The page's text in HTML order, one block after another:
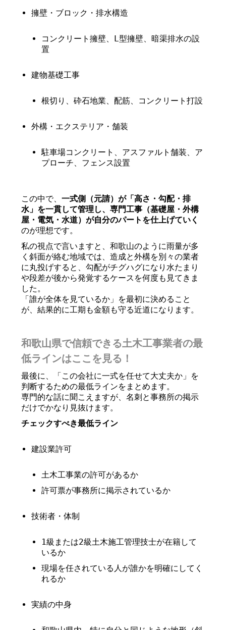
擁壁・ブロック・排水構造
コンクリート擁壁、L型擁壁、暗渠排水の設
置
建物基礎工事
根切り、砕石地業、配筋、コンクリート打設
外構・エクステリア・舗装
駐車場コンクリート、アスファルト舗装、ア
プローチ、フェンス設置
この中で、一式側（元請）が「高さ・勾配・排
水」を一貫して管理し、専門工事（基礎屋・外構
屋・電気・水道）が自分のパートを仕上げていく
のが理想です。
私の視点で言いますと、和歌山のように雨量が多
く斜面が絡む地域では、造成と外構を別々の業者
に丸投げすると、勾配がチグハグになり水たまり
や段差が後から発覚するケースを何度も見てきま
した。
「誰が全体を見ているか」を最初に決めること
が、結果的に工期も金額も守る近道になります。
和歌山県で信頼できる土木工事業者の最
低ラインはここを見る！
最後に、「この会社に一式を任せて大丈夫か」を
判断するための最低ラインをまとめます。
専門的な話に聞こえますが、名刺と事務所の掲示
だけでかなり見抜けます。
チェックすべき最低ライン
建設業許可
土木工事業の許可があるか
許可票が事務所に掲示されているか
技術者・体制
1級または2級土木施工管理技士が在籍して
いるか
現場を任されている人が誰かを明確にしてく
れるか
実績の中身